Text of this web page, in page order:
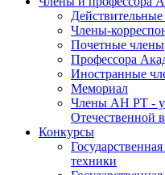
Члены-
Почетные члены
Профессора
Иностранные
Мемориал
Члены АН РТ -
Отечественной
Конкурсы
техники